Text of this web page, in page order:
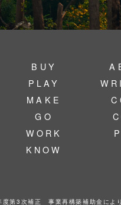
BUY
PLAY
MAKE
GO
WORK
KNOW
度第3次補正 事業再構築補助金によ